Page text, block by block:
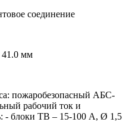
соединение
мм
пожаробезопасный АБС-
рабочий ток и
- блоки ТВ – 15-100 А, Ø 1,5